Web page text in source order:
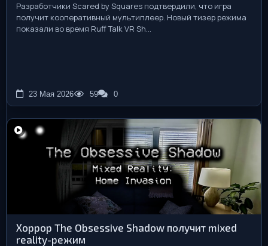
Разработчики Scared by Squares подтвердили, что игра
получит кооперативный мультиплеер. Новый тизер режима
показали во время Ruff Talk VR Sh...
23 Мая 2026 59 0
Хоррор The Obsessive Shadow получит mixed
reality-режим